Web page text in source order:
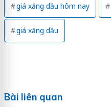
giá xăng dầu hôm nay
giá xăng dầu
Bài liên quan